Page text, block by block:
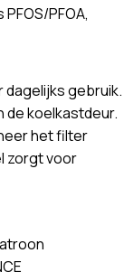
PFOA,
dagelijks gebruik.
de koelkastdeur.
het filter
zorgt voor